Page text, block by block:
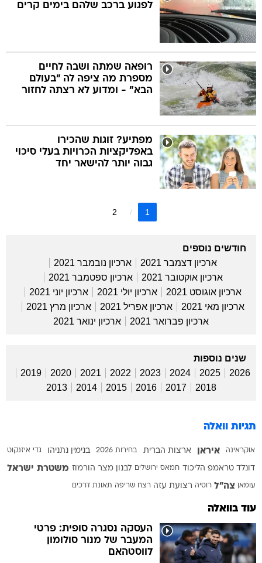
לפגוע ברכב שלהם בימים קרים
רופאה שמתה ושבה לחיים
מספרת מה ציפה לה "בעולם
הבא" - ומדוע לא רצתה לחזור
מפתיע? זוגות שהכירו
באפליקציות הכרויות בעלי סיכוי
גבוה יותר להישאר יחד
1
2
חודשים נוספים
ארכיון דצמבר 2021
ארכיון נובמבר 2021
ארכיון אוקטובר 2021
ארכיון ספטמבר 2021
ארכיון אוגוסט 2021
ארכיון יולי 2021
ארכיון יוני 2021
ארכיון מאי 2021
ארכיון אפריל 2021
ארכיון מרץ 2021
ארכיון פברואר 2021
ארכיון ינואר 2021
שנים נוספות
2026
2025
2024
2023
2022
2021
2020
2019
2018
2017
2016
2015
2014
2013
תגיות וואלה
אוקראינה איראן ארצות הברית בחירות 2026 בנימין נתניהו גדי איזנקוט
דונלד טראמפ הליכוד חמאס ירושלים לבנון מצר הורמוז משטרת ישראל
עומאן צה"ל רוסיה רצועת עזה רצח שריפה תאונת דרכים
עוד בוואלה
העסקה נסגרה סופית: פרטי
המעבר של מנור סולומון
לווסטהאם